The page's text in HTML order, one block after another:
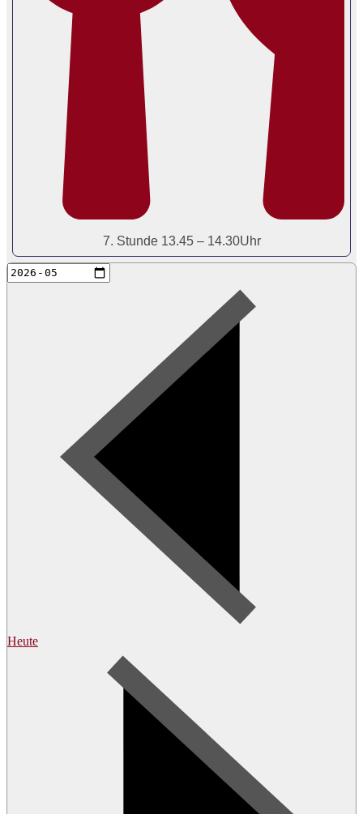
7. Stunde 13.45 – 14.30Uhr
Heute